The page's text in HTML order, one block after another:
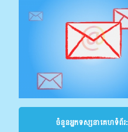
ចំនួនអ្នកទស្សនាគេហទំព័រ: